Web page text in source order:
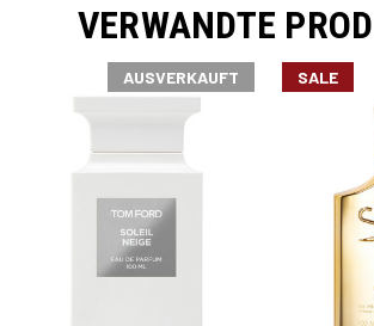
VERWANDTE
AUSVERKAUFT SALE